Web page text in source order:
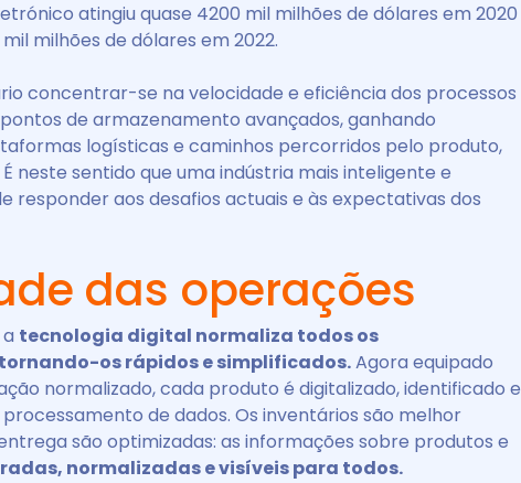
atingiu quase 4200 mil milhões de dólares em 2020
milhões de dólares em 2022.
concentrar-se na velocidade e eficiência dos processos
de armazenamento avançados, ganhando
logísticas e caminhos percorridos pelo produto,
neste sentido que uma indústria mais inteligente e
responder aos desafios actuais e às expectativas dos
das operações
tecnologia digital normaliza todos os
os rápidos e simplificados.Agora equipado
normalizado, cada produto é digitalizado, identificado e
de dados. Os inventários são melhor
são optimizadas: as informações sobre produtos e
normalizadas e visíveis para todos.